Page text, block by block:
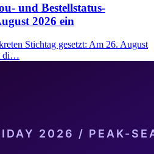
und Bestellstatus-
2026 ein
Stichtag gesetzt: Am 26. August
di…